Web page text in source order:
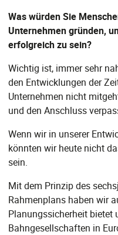
Was würden Sie
Unternehmen gründen,
erfolgreich zu sein?
Wichtig ist, immer sehr
den Entwicklungen der
Unternehmen nicht
und den Anschluss
Wenn wir in unserer
könnten wir heute nicht
sein.
Mit dem Prinzip des
Rahmenplans haben wir
Planungssicherheit bietet
Bahngesellschaften in